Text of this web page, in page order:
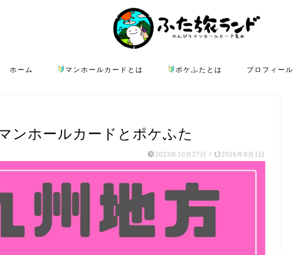
ホーム マンホールカードとは ポケふたとは プロフィール
ンホールカードとポケふた
2023年10月27日 / 2026年8月1日